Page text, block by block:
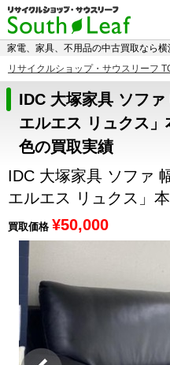
家電、家具、不用品の中古買取なら
リサイクルショップ・サウスリーフ
IDC 大塚家具 ソフ
エルエス リュクス
色の買取実績
IDC 大塚家具 ソファ
エルエス リュクス」
買取価格 ¥50,000